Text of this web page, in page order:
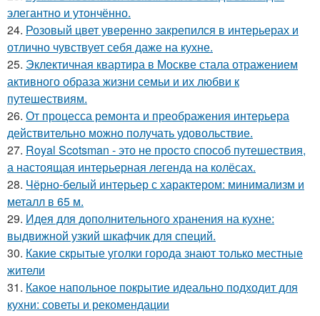
элегантно и утончённо.
24. Розовый цвет уверенно закрепился в интерьерах и
отлично чувствует себя даже на кухне.
25. Эклектичная квартира в Москве стала отражением
активного образа жизни семьи и их любви к
путешествиям.
26. От процесса ремонта и преображения интерьера
действительно можно получать удовольствие.
27. Royal Scotsman - это не просто способ путешествия,
а настоящая интерьерная легенда на колёсах.
28. Чёрно-белый интерьер с характером: минимализм и
металл в 65 м.
29. Идея для дополнительного хранения на кухне:
выдвижной узкий шкафчик для специй.
30. Какие скрытые уголки города знают только местные
жители
31. Какое напольное покрытие идеально подходит для
кухни: советы и рекомендации